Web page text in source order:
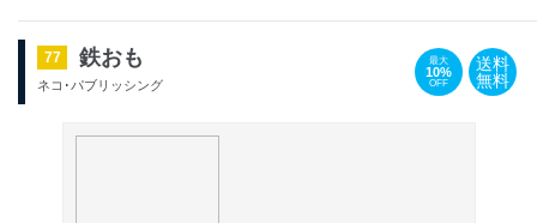
77 鉄おも
ネコ･パブリッシング
最大
10%
OFF
送料
無料